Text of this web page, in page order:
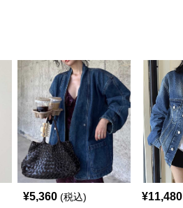
¥5,360 (税込) ¥11,480